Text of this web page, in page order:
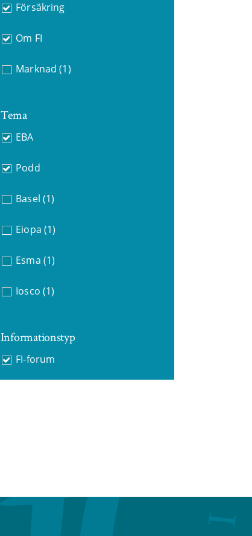
Försäkring
Om FI
Marknad (1)
Tema
EBA
Podd
Basel (1)
Eiopa (1)
Esma (1)
Iosco (1)
Informationstyp
FI-forum